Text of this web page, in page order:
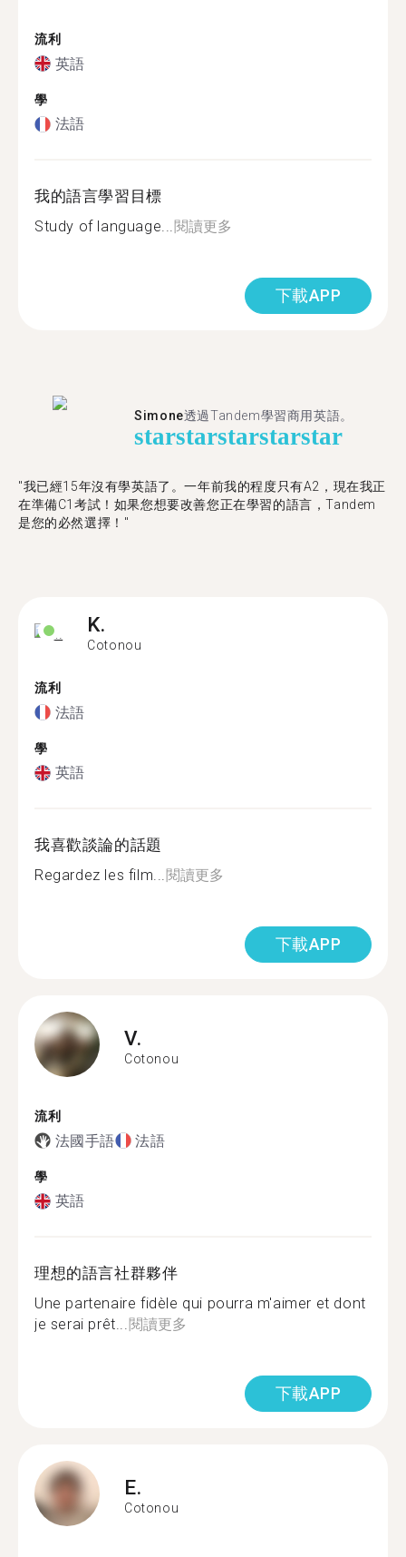
流利
英語
學
法語
我的語言學習目標
Study of language...閱讀更多
下載APP
Simone透過Tandem學習商用英語。
starstarstarstarstar
"我已經15年沒有學英語了。一年前我的程度只有A2，現在我正
在準備C1考試！如果您想要改善您正在學習的語言，Tandem
是您的必然選擇！"
K.
Cotonou
流利
法語
學
英語
我喜歡談論的話題
Regardez les film...閱讀更多
下載APP
V.
Cotonou
流利
法國手語 法語
學
英語
理想的語言社群夥伴
Une partenaire fidèle qui pourra m'aimer et dont
je serai prêt...閱讀更多
下載APP
E.
Cotonou